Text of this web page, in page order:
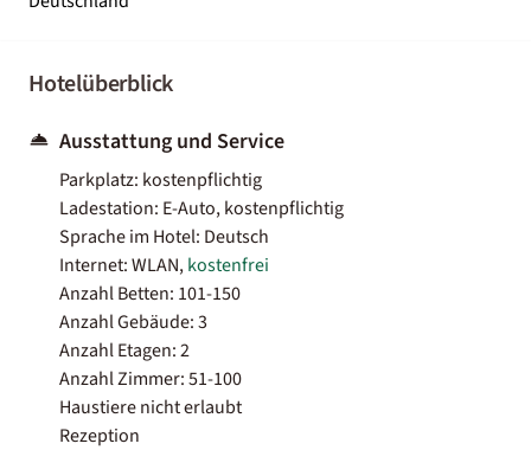
Hotelüberblick
Ausstattung und Service
Parkplatz: kostenpflichtig
Ladestation: E-Auto, kostenpflichtig
Sprache im Hotel: Deutsch
Internet: WLAN,kostenfrei
Anzahl Betten: 101-150
Anzahl Gebäude: 3
Anzahl Etagen: 2
Anzahl Zimmer: 51-100
Haustiere nicht erlaubt
Rezeption